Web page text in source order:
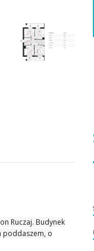
Ruczaj. Budynek
poddaszem, o